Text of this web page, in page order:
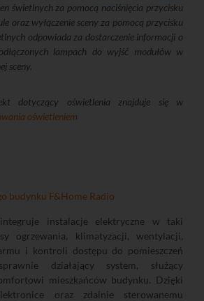
świetlnych za pomocą naciśnięcia przycisku
oraz wyłączenie sceny za pomocą przycisku
odpowiada za dostarczenie informacji o
lampach do wyjść modułów w
sceny.
dotyczący oświetlenia znajduje się w
oświetleniem
budynku F&Home Radio
instalacje elektryczne w taki
ogrzewania, klimatyzacji, wentylacji,
i kontroli dostępu do pomieszczeń
działający system, służący
mieszkańców budynku. Dzięki
oraz zdalnie sterowanemu